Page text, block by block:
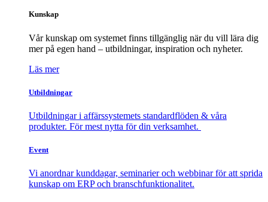
Kunskap
Vår kunskap om systemet finns tillgänglig när du vill lära dig
mer på egen hand – utbildningar, inspiration och nyheter.
Läs mer
Utbildningar
Utbildningar i affärssystemets standardflöden & våra
produkter. För mest nytta för din verksamhet.
Event
Vi anordnar kunddagar, seminarier och webbinar för att sprida
kunskap om ERP och branschfunktionalitet.